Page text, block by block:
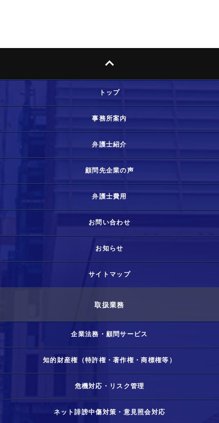
トップ
事務所案内
弁護士紹介
顧問先企業の声
弁護士費用
お問い合わせ
お知らせ
サイトマップ
取扱業務
企業法務・顧問サービス
知的財産権（特許権・著作権・商標権等）
危機対応・リスク管理
ネット誹謗中傷対策・意見照会対応